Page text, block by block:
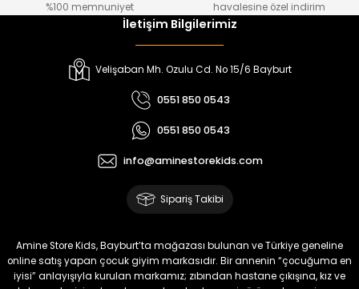
Luvin Erkek Bebek Tulum
%22
Yelza Erkek Bebek Tulum
₺ 250
₺ 320
₺ 250
Yeni
Yovra Erkek Bebek Tulum
₺ 320
₺ 250
%100 memnuniyet
havalesine özel indirim
İletişim Bilgilerimiz
Velişaban Mh. Ozulu Cd. No 15/6 Bayburt
0551 850 0543
0551 850 0543
info@aminestorekids.com
Sipariş Takibi
Amine Store Kids, Bayburt’ta mağazası bulunan ve Türkiye geneline
online satış yapan çocuk giyim markasıdır. Bir annenin “çocuğuma en
iyisi” anlayışıyla kurulan markamız; zıbından hastane çıkışına, kız ve